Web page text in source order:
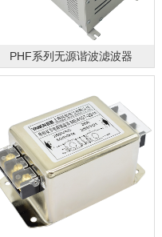
PHF系列无源谐波滤波器